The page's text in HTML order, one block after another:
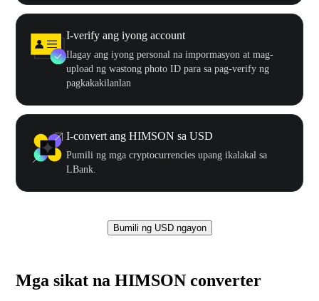
I-verify ang iyong account
Ilagay ang iyong personal na impormasyon at mag-
upload ng wastong photo ID para sa pag-verify ng
pagkakakilanlan
I-convert ang HIMSON sa USD
Pumili ng mga cryptocurrencies upang ikalakal sa
LBank.
Bumili ng USD ngayon
Mga sikat na HIMSON converter